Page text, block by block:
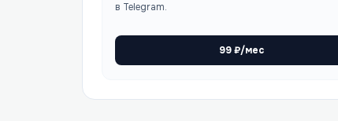
в Telegram.
99₽/мес